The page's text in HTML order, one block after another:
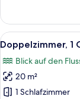
(Church
View,
hear
bells
ring)
Alle
Fotos
für
Doppelzimmer,
10
Doppelzimmer, 1
Blick auf den
20 m²
1 Schlafzimmer